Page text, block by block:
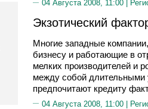
04 Августа 2008, 11:00 |
Экзотический
Многие западные
бизнесу и работающие в
мелких производителей и
между собой
предпочитают кредиту
04 Августа 2008, 11:00 |